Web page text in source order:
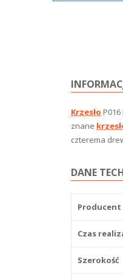
Krzesło
znane
czterema
DANE
Producent
Czas
Szerokość